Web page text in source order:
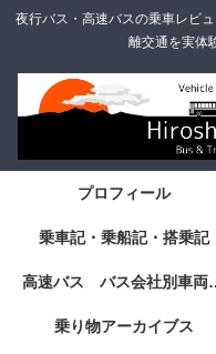
夜行バス・高速バスの乗車レビ
離交通を実体
プロフィール
乗車記・乗船記・搭乗記
高速バス バス会
乗り物アーカイブス